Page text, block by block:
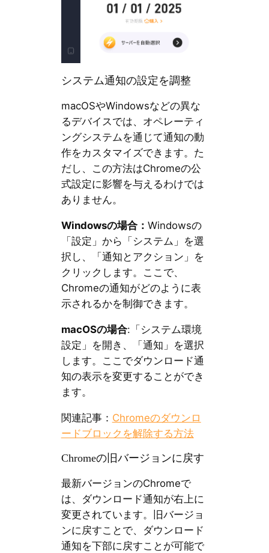
システム通知の設定を調整
macOSやWindowsなどの異な
るデバイスでは、オペレーティ
ングシステムを通じて通知の動
作をカスタマイズできます。た
だし、この方法はChromeの公
式設定に影響を与えるわけでは
ありません。
Windowsの場合： Windowsの
「設定」から「システム」を選
択し、「通知とアクション」を
クリックします。ここで、
Chromeの通知がどのように表
示されるかを制御できます。
macOSの場合:「システム環境
設定」を開き、「通知」を選択
します。ここでダウンロード通
知の表示を変更することができ
ます。
関連記事： Chromeのダウンロ
ードブロックを解除する方法
Chromeの旧バージョンに戻す
最新バージョンのChromeで
は、ダウンロード通知が右上に
変更されています。旧バージョ
ンに戻すことで、ダウンロード
通知を下部に戻すことが可能で